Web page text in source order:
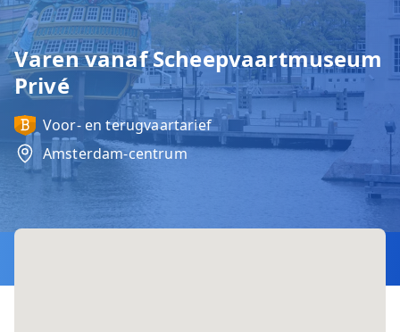
Varen vanaf Scheepvaartmuseum
Privé
Voor- en terugvaartarief
Amsterdam-centrum